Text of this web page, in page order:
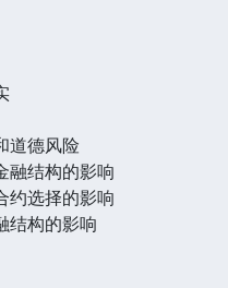
道德风险
融结构的影响
约选择的影响
结构的影响